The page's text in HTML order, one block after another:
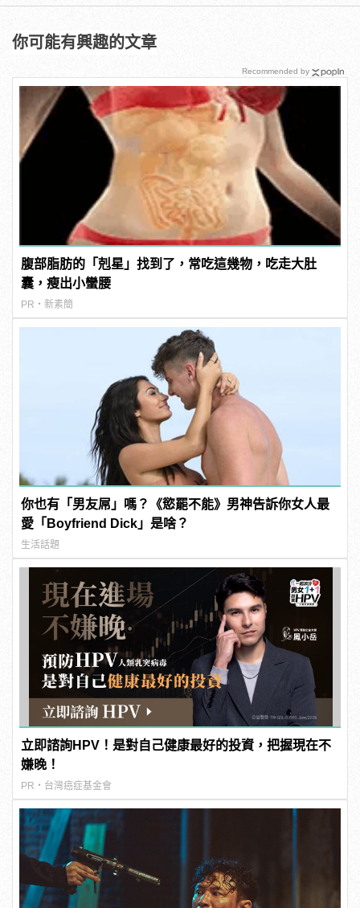
你可能有興趣的文章
腹部脂肪的「剋星」找到了，常吃這幾物，吃走大肚
囊，瘦出小蠻腰
PR・新素簡
你也有「男友屌」嗎？《慾罷不能》男神告訴你女人最
愛「Boyfriend Dick」是啥？
生活話題
立即諮詢HPV！是對自己健康最好的投資，把握現在不
嫌晚！
PR・台灣癌症基金會
Recommended by